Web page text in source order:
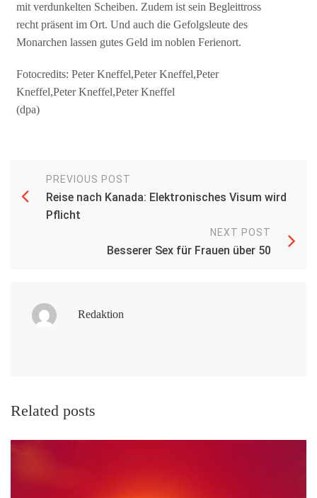
mit verdunkelten Scheiben. Zudem ist sein Begleittross
recht präsent im Ort. Und auch die Gefolgsleute des
Monarchen lassen gutes Geld im noblen Ferienort.
Fotocredits: Peter Kneffel,Peter Kneffel,Peter
Kneffel,Peter Kneffel,Peter Kneffel
(dpa)
PREVIOUS POST
Reise nach Kanada: Elektronisches Visum wird
Pflicht
NEXT POST
Besserer Sex für Frauen über 50
Redaktion
Related posts